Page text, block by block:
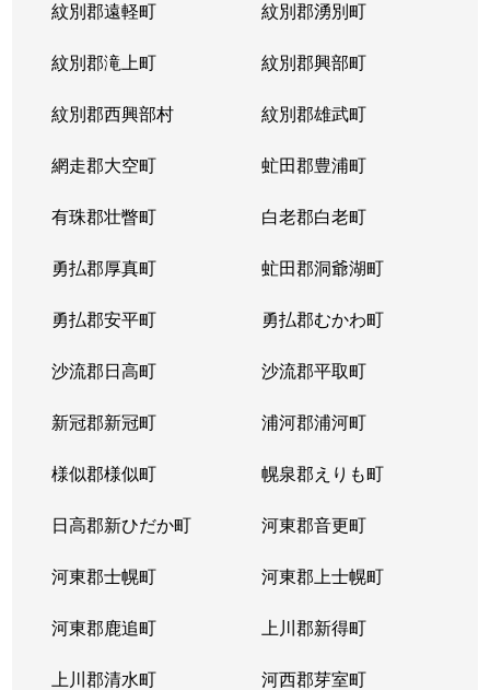
紋別郡遠軽町 紋別郡湧別町
紋別郡滝上町 紋別郡興部町
紋別郡西興部村 紋別郡雄武町
網走郡大空町 虻田郡豊浦町
有珠郡壮瞥町 白老郡白老町
勇払郡厚真町 虻田郡洞爺湖町
勇払郡安平町 勇払郡むかわ町
沙流郡日高町 沙流郡平取町
新冠郡新冠町 浦河郡浦河町
様似郡様似町 幌泉郡えりも町
日高郡新ひだか町 河東郡音更町
河東郡士幌町 河東郡上士幌町
河東郡鹿追町 上川郡新得町
上川郡清水町 河西郡芽室町